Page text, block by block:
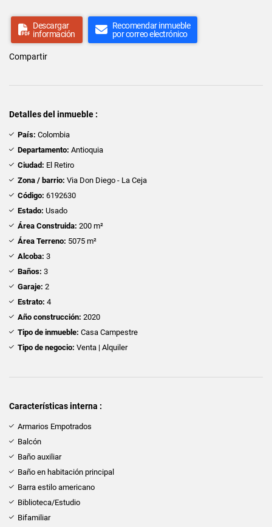
Descargar
información
Recomendar inmueble
por correo electrónico
Compartir
Detalles del inmueble :
País: Colombia
Departamento: Antioquia
Ciudad: El Retiro
Zona / barrio: Via Don Diego - La Ceja
Código: 6192630
Estado: Usado
Área Construida: 200 m²
Área Terreno: 5075 m²
Alcoba: 3
Baños: 3
Garaje: 2
Estrato: 4
Año construcción: 2020
Tipo de inmueble: Casa Campestre
Tipo de negocio: Venta | Alquiler
Características interna :
Armarios Empotrados
Balcón
Baño auxiliar
Baño en habitación principal
Barra estilo americano
Biblioteca/Estudio
Bifamiliar